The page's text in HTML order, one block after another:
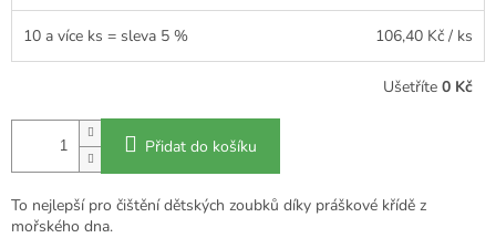
10 a více ks = sleva 5 % 106,40 Kč / ks
Ušetříte 0 Kč
Přidat do košíku
To nejlepší pro čištění dětských zoubků díky práškové křídě z
mořského dna.